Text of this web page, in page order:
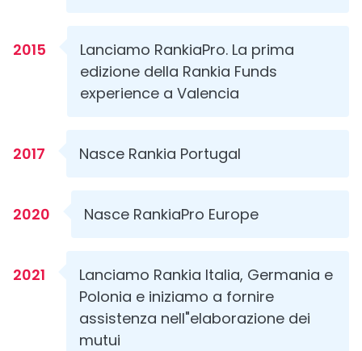
2015
Lanciamo RankiaPro. La prima
edizione della Rankia Funds
experience a Valencia
2017 Nasce Rankia Portugal
2020 Nasce RankiaPro Europe
2021
Lanciamo Rankia Italia, Germania e
Polonia e iniziamo a fornire
assistenza nell"elaborazione dei
mutui